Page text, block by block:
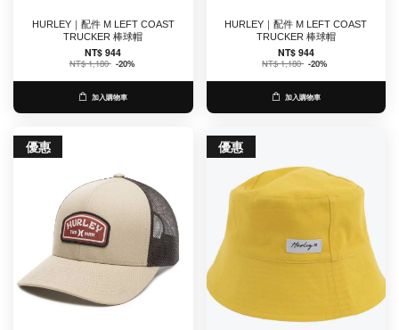
HURLEY｜配件 M LEFT COAST
TRUCKER 棒球帽
NT$ 944
NT$ 1,180 -20%
加入購物車
HURLEY｜配件 M LEFT COAST
TRUCKER 棒球帽
NT$ 944
NT$ 1,180 -20%
加入購物車
優惠 優惠